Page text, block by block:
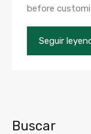
before
Seguir
Buscar